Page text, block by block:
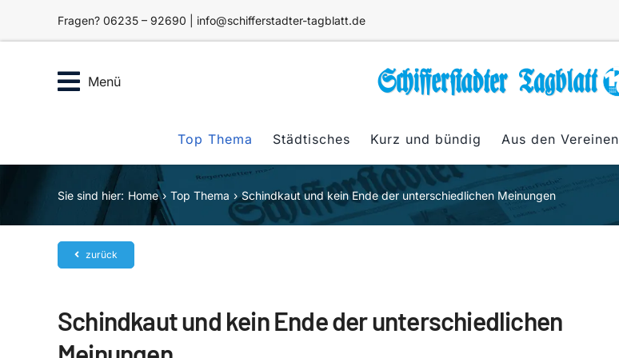
Fragen? 06235 – 92690 | info@schifferstadter-tagblatt.de
Menü
Top Thema Städtisches Kurz und bündig Aus den Vereinen
Sie sind hier: Home Top Thema Schindkaut und kein Ende der unterschiedlichen Meinungen
zurück
Schindkaut und kein Ende der unterschiedlichen